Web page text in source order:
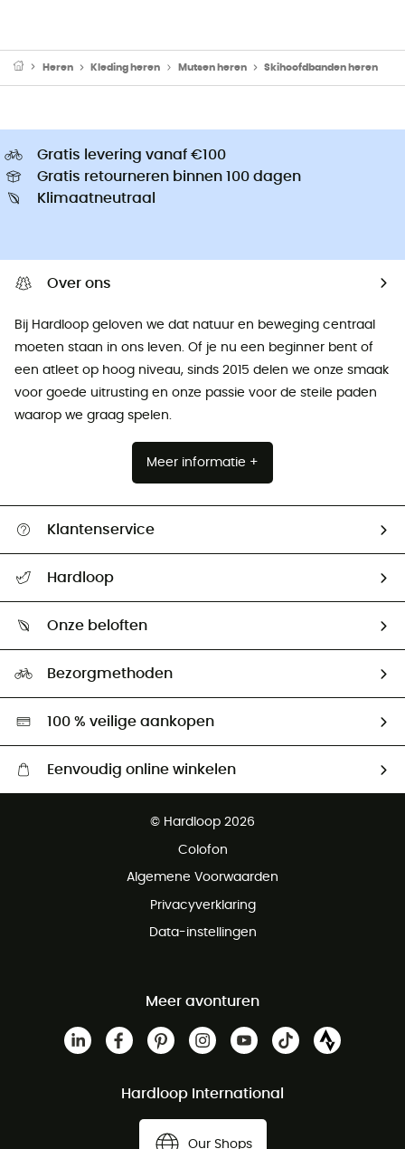
Heren Kleding heren Mutsen heren Skihoofdbanden heren
Gratis levering vanaf €100
Gratis retourneren binnen 100 dagen
Klimaatneutraal
Over ons
Bij Hardloop geloven we dat natuur en beweging centraal
moeten staan ​​in ons leven. Of je nu een beginner bent of
een atleet op hoog niveau, sinds 2015 delen we onze smaak
voor goede uitrusting en onze passie voor de steile paden
waarop we graag spelen.
Meer informatie +
Klantenservice
Retourzendingen & Terugbetalingen
Hardloop
Ambassadeurs
Onze beloften
Hardgreen
Bezorgmethoden
100 % veilige aankopen
Eenvoudig online winkelen
Gratis retourneren binnen 100 dagen
© Hardloop 2026
Colofon
Algemene Voorwaarden
Privacyverklaring
Data-instellingen
Meer avonturen
Hardloop International
Our Shops